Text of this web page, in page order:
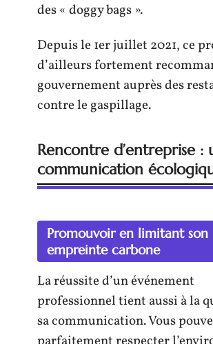
des « doggy bags ».
Depuis le 1er juillet 2021, ce
d’ailleurs fortement
gouvernement auprès des
contre le gaspillage.
Rencontre d’entreprise :
communication
Promouvoir en limitant son
empreinte carbone
La réussite d’un événement
professionnel tient aussi à la
sa communication. Vous